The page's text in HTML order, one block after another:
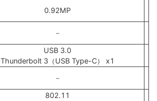
0.92MP
－
USB 3.0
Thunderbolt 3（USB Type-C） x1
－
802.11